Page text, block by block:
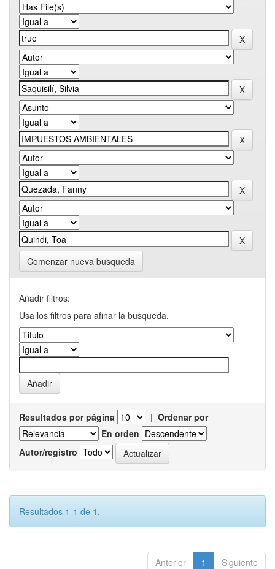
Comenzar nueva busqueda
Añadir filtros:
Usa los filtros para afinar la busqueda.
Resultados por página | Ordenar por
En orden
Autor/registro
Resultados 1-1 de 1.
Anterior 1 Siguiente